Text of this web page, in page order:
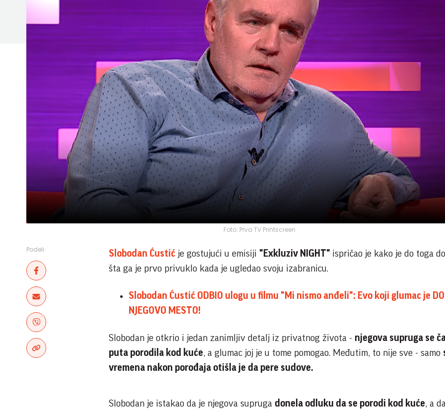
Foto: Prva TV Printscreen
Podeli: Slobodan Ćustić je gostujući u emisiji "Exkluziv NIGHT" ispričao je kako je do toga
šta ga je prvo privuklo kada je ugledao svoju izabranicu.
Slobodan Ćustić ODBIO ulogu u filmu "Mi nismo anđeli": Evo koji glumac je
NJEGOVO MESTO!
Slobodan je otkrio i jedan zanimljiv detalj iz privatnog života - njegova supruga se
puta porodila kod kuće, a glumac joj je u tome pomogao. Međutim, to nije sve - samo
vremena nakon porođaja otišla je da pere sudove.
Slobodan je istakao da je njegova supruga donela odluku da se porodi kod kuće, a